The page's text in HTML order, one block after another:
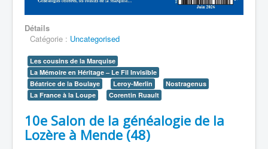
Détails
Catégorie : Uncategorised
Les cousins de la Marquise
La Mémoire en Héritage – Le Fil Invisible
Béatrice de la Boulaye
Leroy-Merlin
Nostragenus
La France à la Loupe
Corentin Ruault
10e Salon de la généalogie de la
Lozère à Mende (48)